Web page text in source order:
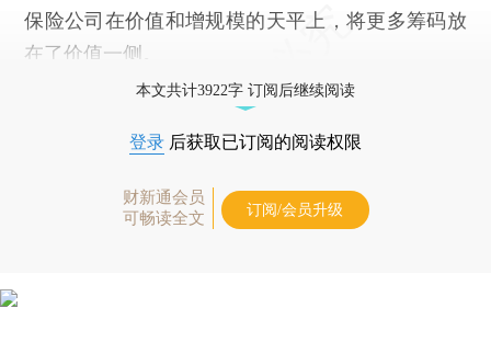
保险公司在价值和增规模的天平上，将更多筹码放
在了价值一侧。
本文共计3922字 订阅后继续阅读
登录 后获取已订阅的阅读权限
财新通会员
可畅读全文
订阅/会员升级